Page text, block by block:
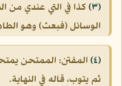
(٣)
كذا في التي عندي من
الوسائل (فبعث) وهو
(٤)
المفتن: الممتحن
ثم يتوب، قاله في النهاية.